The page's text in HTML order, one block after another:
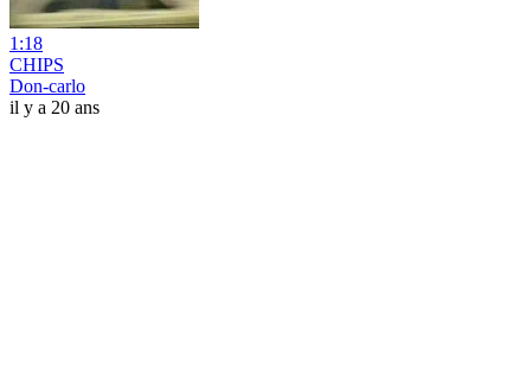
1:18
CHIPS
Don-carlo
il y a 20 ans